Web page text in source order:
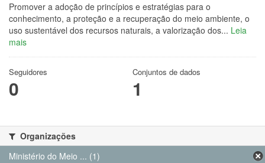
Promover a adoção de princípios e estratégias para o
conhecimento, a proteção e a recuperação do meio ambiente, o
uso sustentável dos recursos naturais, a valorização dos... Leia
mais
Seguidores
0
Conjuntos de dados
1
Organizações
Ministério do Meio ... (1)